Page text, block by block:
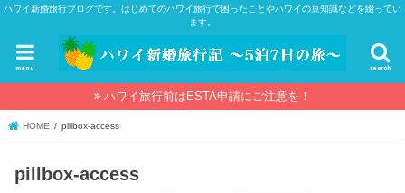
ハワイ新婚旅行ブログです。はじめてのハワイ旅行で困ったことやハワイの豆知識などを綴ってい
ます。
search
menu
ハワイ旅行前はESTA申請にご注意を！
HOME pillbox-access
pillbox-access